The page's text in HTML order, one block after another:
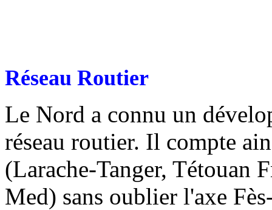
Réseau Routier
Le Nord a connu un
réseau routier. Il compte
(Larache-Tanger, Tétouan
Med) sans oublier l'axe